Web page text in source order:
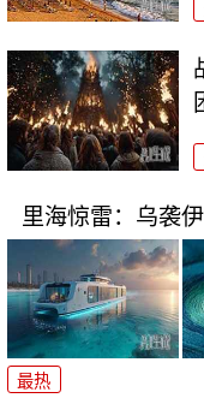
里海惊雷：乌袭
最热